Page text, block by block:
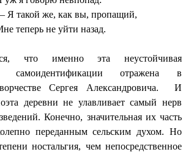
Я такой же, как вы, пропащий,
теперь не уйти назад.
что именно эта неустойчивая
самоидентификации отражена в
Сергея Александровича.
И
деревни не улавливает самый нерв
Конечно, значительная их часть
переданным сельским духом. Но
ностальгия, чем непосредственное